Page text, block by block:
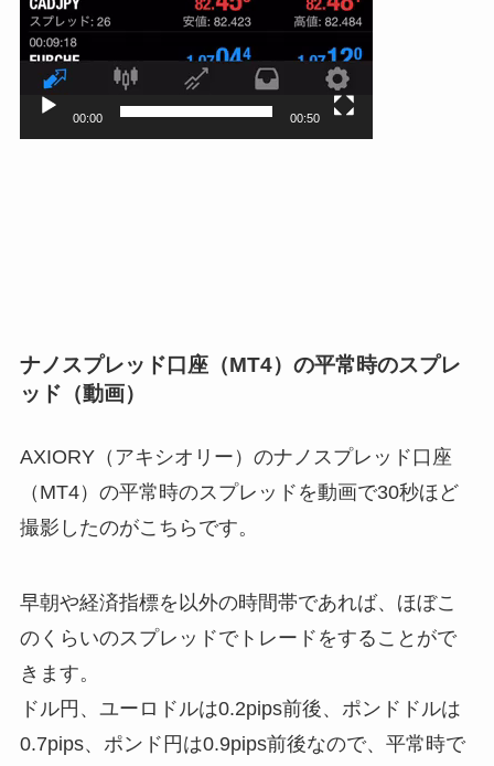
00:00 00:50
ナノスプレッド口座（MT4）の平常時のスプレ
ッド（動画）
AXIORY（アキシオリー）のナノスプレッド口座
（MT4）の平常時のスプレッドを動画で30秒ほど
撮影したのがこちらです。
早朝や経済指標を以外の時間帯であれば、ほぼこ
のくらいのスプレッドでトレードをすることがで
きます。
ドル円、ユーロドルは0.2pips前後、ポンドドルは
0.7pips、ポンド円は0.9pips前後なので、平常時で